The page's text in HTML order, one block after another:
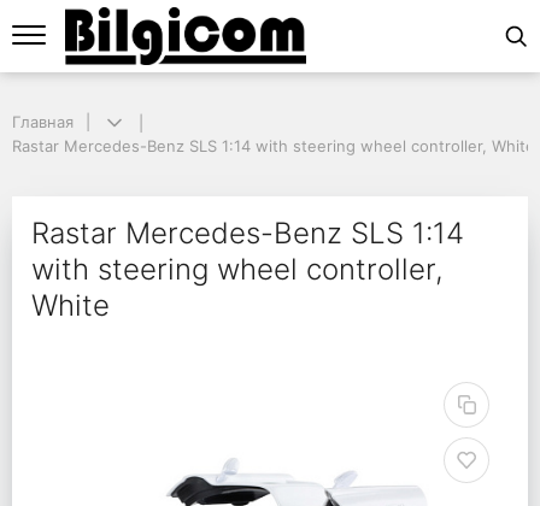
Rastar Mercedes-Benz SLS 1:14 with steering wheel controller, White
Rastar Mercedes-
Главная
Rastar Mercedes-Benz SLS 1:14 with steering wheel controller, White
Rastar Mercedes-Benz SLS 1:14
with steering wheel controller,
White